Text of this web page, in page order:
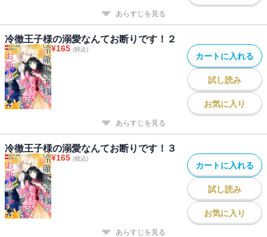
あらすじを見る
冷徹王子様の溺愛なんてお断りです！２
¥165 (税込)
カートに入れる
試し読み
お気に入り
あらすじを見る
冷徹王子様の溺愛なんてお断りです！３
¥165 (税込)
カートに入れる
試し読み
お気に入り
あらすじを見る